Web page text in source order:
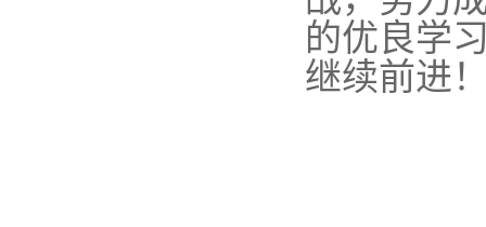
的优良学
继续前进